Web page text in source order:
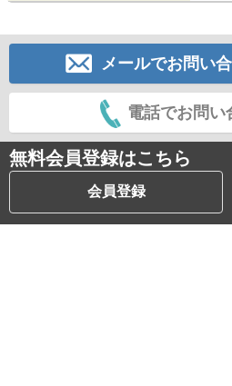
メールでお問い
電話でお問い
無料会員登録はこちら
会員登録